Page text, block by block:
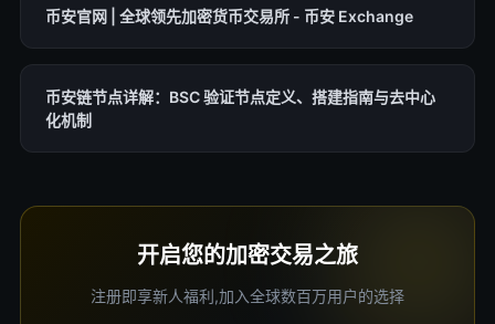
币安官网 | 全球领先加密货币交易所 - 币安 Exchange
币安链节点详解：BSC 验证节点定义、搭建指南与去中心
化机制
开启您的加密交易之旅
注册即享新人福利,加入全球数百万用户的选择